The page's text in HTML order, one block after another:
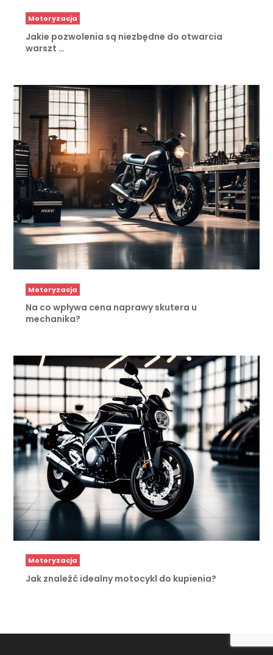
Motoryzacja
Jakie pozwolenia są niezbędne do otwarcia
warszt …
Motoryzacja
Na co wpływa cena naprawy skutera u
mechanika?
Motoryzacja
Jak znaleźć idealny motocykl do kupienia?